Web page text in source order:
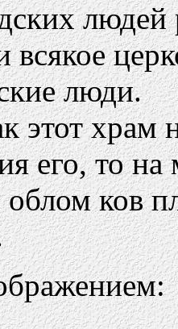
людей
всякое
люди.
этот храм
его, то на
облом ков